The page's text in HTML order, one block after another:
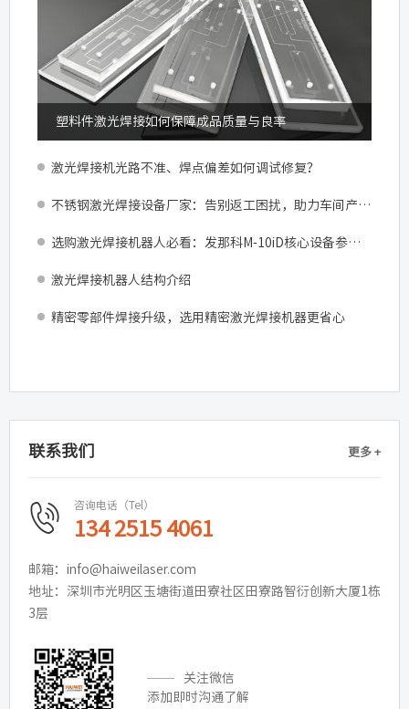
塑料件激光焊接如何保障成品质量与良率
激光焊接机光路不准、焊点偏差如何调试修复？
不锈钢激光焊接设备厂家：告别返工困扰，助力车间产能跃升
选购激光焊接机器人必看：发那科M-10iD核心设备参数与产线适配指南
激光焊接机器人结构介绍
精密零部件焊接升级，选用精密激光焊接机器更省心
联系我们 更多 +
咨询电话（Tel）
134 2515 4061
邮箱：info@haiweilaser.com
地址：深圳市光明区玉塘街道田寮社区田寮路智衍创新大厦1栋
3层
关注微信
添加即时沟通了解